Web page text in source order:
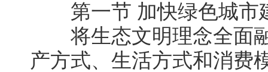
第一节 加快绿色城市
将生态文明理念全面融
产方式、生活方式和消费